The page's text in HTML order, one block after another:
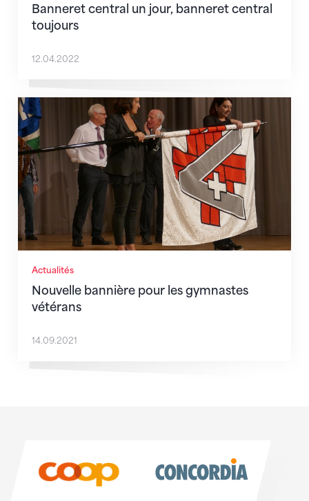
Banneret central un jour, banneret central
toujours
12.04.2022
Actualités
Nouvelle bannière pour les gymnastes
vétérans
Nouvelle bannière pour les gymnastes vétérans
14.09.2021